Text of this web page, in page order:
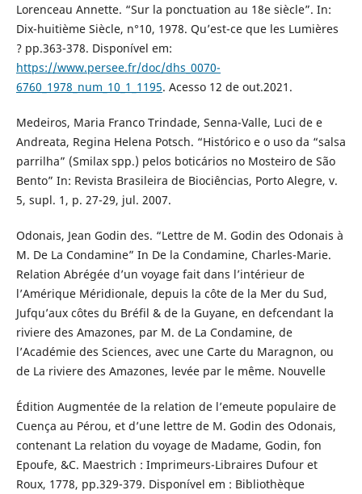
Lorenceau Annette. “Sur la ponctuation au 18e siècle”. In:
Dix-huitième Siècle, n°10, 1978. Qu’est-ce que les Lumières
? pp.363-378. Disponível em:
https://www.persee.fr/doc/dhs_0070-
6760_1978_num_10_1_1195. Acesso 12 de out.2021.
Medeiros, Maria Franco Trindade, Senna-Valle, Luci de e
Andreata, Regina Helena Potsch. “Histórico e o uso da “salsa
parrilha” (Smilax spp.) pelos boticários no Mosteiro de São
Bento” In: Revista Brasileira de Biociências, Porto Alegre, v.
5, supl. 1, p. 27-29, jul. 2007.
Odonais, Jean Godin des. “Lettre de M. Godin des Odonais à
M. De La Condamine” In De la Condamine, Charles-Marie.
Relation Abrégée d’un voyage fait dans l’intérieur de
l’Amérique Méridionale, depuis la côte de la Mer du Sud,
Jufqu’aux côtes du Bréfil & de la Guyane, en defcendant la
riviere des Amazones, par M. de La Condamine, de
l’Académie des Sciences, avec une Carte du Maragnon, ou
de La riviere des Amazones, levée par le même. Nouvelle
Édition Augmentée de la relation de l’emeute populaire de
Cuença au Pérou, et d’une lettre de M. Godin des Odonais,
contenant La relation du voyage de Madame, Godin, fon
Epoufe, &C. Maestrich : Imprimeurs-Libraires Dufour et
Roux, 1778, pp.329-379. Disponível em : Bibliothèque